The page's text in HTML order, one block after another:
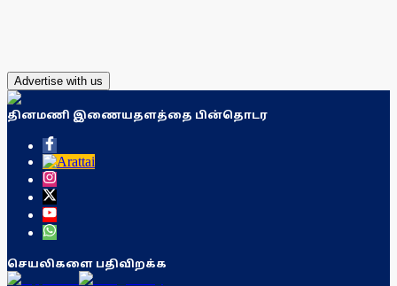
Advertise with us
தினமணி இணையதளத்தை பின்தொடர
செயலிகளை பதிவிறக்க